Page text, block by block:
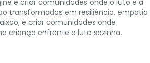
é criar comunidades onde o luto e a
transformados em resiliência, empatia
e criar comunidades onde
criança enfrente o luto sozinha.